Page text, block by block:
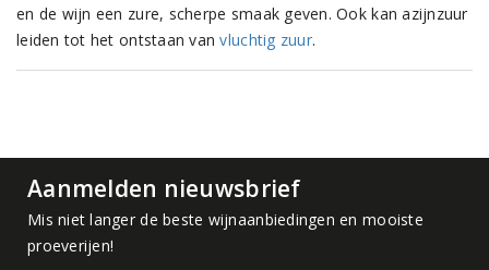
en de wijn een zure, scherpe smaak geven. Ook kan azijnzuur
leiden tot het ontstaan vanvluchtig zuur.
Aanmelden nieuwsbrief
Mis niet langer de beste wijnaanbiedingen en mooiste
proeverijen!